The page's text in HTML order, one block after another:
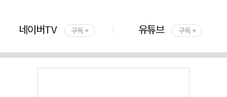
네이버TV 구독 + 유튜브 구독 +